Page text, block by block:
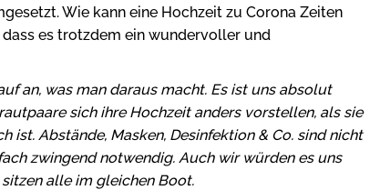
Wie kann eine Hochzeit zu Corona Zeiten
es trotzdem ein wundervoller und
an, was man daraus macht. Es ist uns absolut
sich ihre Hochzeit anders vorstellen, als sie
ist. Abstände, Masken, Desinfektion & Co. sind nicht
zwingend notwendig. Auch wir würden es uns
alle im gleichen Boot.